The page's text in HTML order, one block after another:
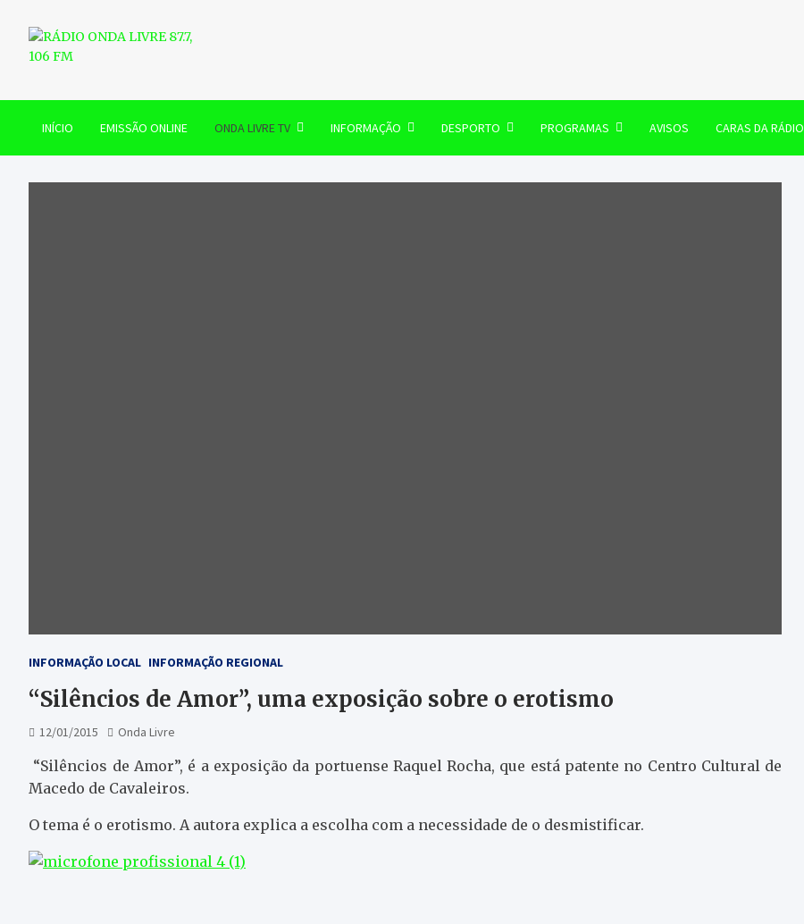
content
RÁDIO ONDA LIVRE 87.7, 106 FM
INÍCIO EMISSÃO ONLINE ONDA LIVRE TV INFORMAÇÃO DESPORTO PROGRAMAS AVISOS CARAS DA RÁDIO
INFORMAÇÃO LOCAL INFORMAÇÃO REGIONAL
“Silêncios de Amor”, uma exposição sobre o erotismo
12/01/2015 Onda Livre
“Silêncios de Amor”, é a exposição da portuense Raquel Rocha, que está patente no Centro Cultural de
Macedo de Cavaleiros.
O tema é o erotismo. A autora explica a escolha com a necessidade de o desmistificar.